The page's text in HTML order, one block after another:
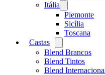
Itália
menu
Piemonte
Sicília
Toscana
Castas
menu
Blend Brancos
Blend Tintos
Blend